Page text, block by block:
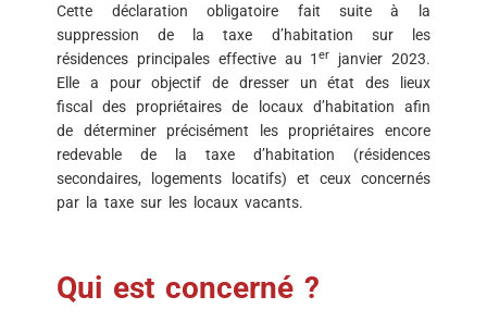
Cette déclaration obligatoire fait suite à la
suppression de la taxe d’habitation sur les
résidences principales effective au 1er
janvier 2023.
Elle a pour objectif de dresser un état des lieux
fiscal des propriétaires de locaux d’habitation afin
de déterminer précisément les propriétaires encore
redevable de la taxe d’habitation (résidences
secondaires, logements locatifs) et ceux concernés
par la taxe sur les locaux vacants.
Qui est concerné ?